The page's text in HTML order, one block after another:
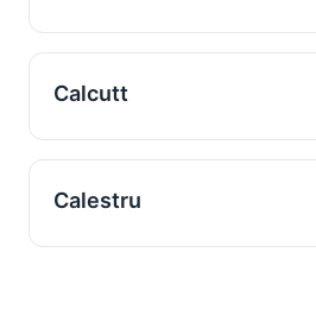
Calcutt
Calestru